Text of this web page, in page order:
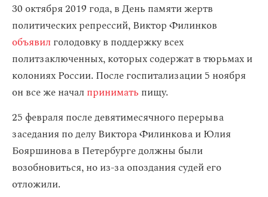
30 октября 2019 года, в День памяти жертв
политических репрессий, Виктор Филинков
объявил голодовку в поддержку всех
политзаключенных, которых содержат в тюрьмах и
колониях России. После госпитализации 5 ноября
он все же начал принимать пищу.
25 февраля после девятимесячного перерыва
заседания по делу Виктора Филинкова и Юлия
Бояршинова в Петербурге должны были
возобновиться, но из-за опоздания судей его
отложили.